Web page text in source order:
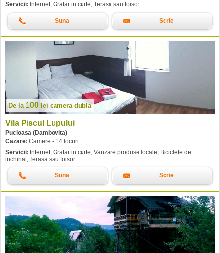
Servicii: Internet, Gratar in curte, Terasa sau foisor
Suna Scrie
De la 100 lei camera dubla
Vila Piscul Lupului
Pucioasa (Dambovita)
Cazare: Camere - 14 locuri
Servicii: Internet, Gratar in curte, Vanzare produse locale, Biciclete de
inchiriat, Terasa sau foisor
Suna Scrie